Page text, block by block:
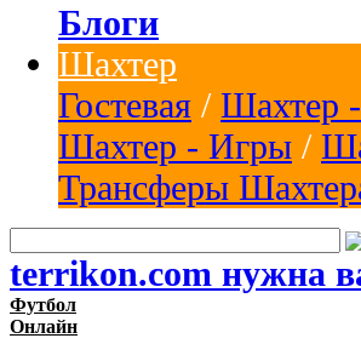
Блоги
Шахтер
Гостевая / Шахтер
Шахтер - Игры /
Трансферы
terrikon.com нужна
Футбол
Онлайн